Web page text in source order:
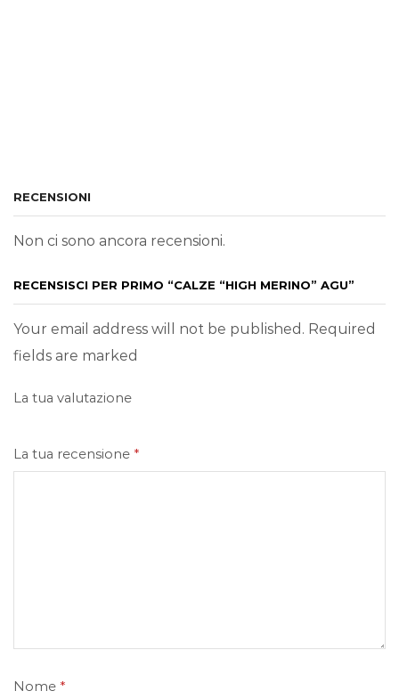
RECENSIONI
Non ci sono ancora recensioni.
RECENSISCI PER PRIMO “CALZE “HIGH MERINO” AGU”
Your email address will not be published. Required
fields are marked
La tua valutazione
La tua recensione *
Nome *